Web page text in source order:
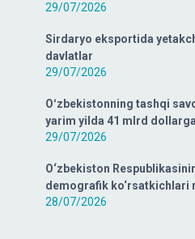
29/07/2026
Sirdaryo eksportida
davlatlar
29/07/2026
Oʻzbekistonning tashqi
yarim yilda 41 mlrd
29/07/2026
O‘zbekiston
demografik ko‘rsatkichlari
28/07/2026